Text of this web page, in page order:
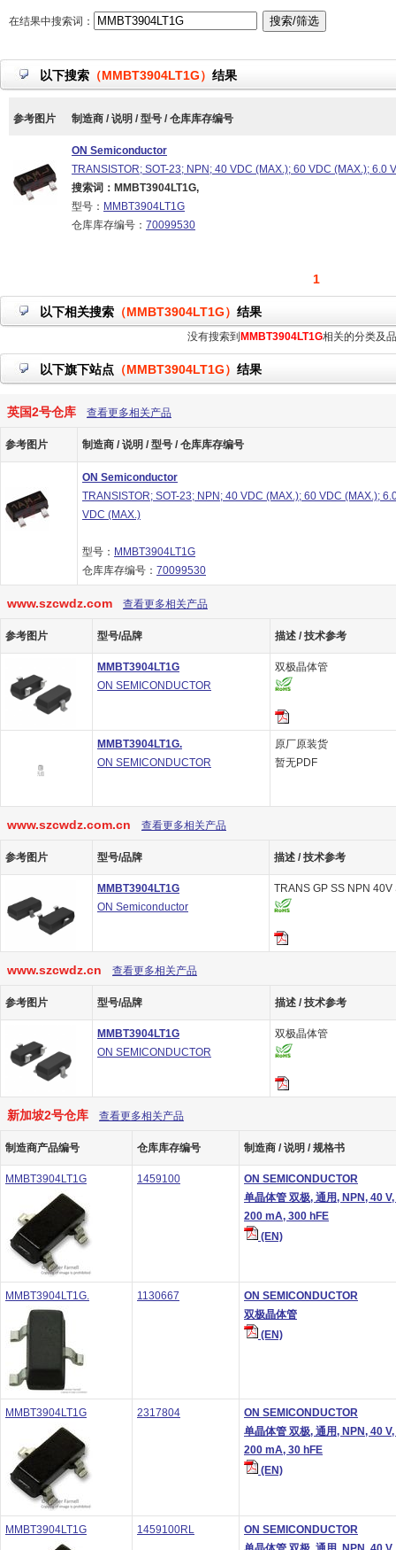
在结果中搜索词：
以下搜索 （MMBT3904LT1G） 结果
参考图片 制造商 / 说明 / 型号 / 仓库库存编号
ON Semiconductor
TRANSISTOR; SOT-23; NPN; 40 VDC (MAX.); 60 VDC (MAX.); 6.0
搜索词：MMBT3904LT1G,
型号： MMBT3904LT1G
仓库库存编号： 70099530
1
以下相关搜索 （MMBT3904LT1G） 结果
没有搜索到 MMBT3904LT1G相关的分类及
以下旗下站点 （MMBT3904LT1G） 结果
英国2号仓库 查看更多相关产品
参考图片 制造商 / 说明 / 型号 / 仓库库存编号
ON Semiconductor
TRANSISTOR; SOT-23; NPN; 40 VDC (MAX.); 60 VDC (MAX.);
VDC (MAX.)
型号： MMBT3904LT1G
仓库库存编号： 70099530
www.szcwdz.com 查看更多相关产品
参考图片 型号/品牌 描述 / 技术参考
MMBT3904LT1G
ON SEMICONDUCTOR
双极晶体管
MMBT3904LT1G.
ON SEMICONDUCTOR
原厂原装货
暂无PDF
www.szcwdz.com.cn 查看更多相关产品
参考图片 型号/品牌 描述 / 技术参考
MMBT3904LT1G
ON Semiconductor
TRANS GP SS NPN 40V
www.szcwdz.cn 查看更多相关产品
参考图片 型号/品牌 描述 / 技术参考
MMBT3904LT1G
ON SEMICONDUCTOR
双极晶体管
新加坡2号仓库 查看更多相关产品
制造商产品编号 仓库库存编号 制造商 / 说明 / 规格书
MMBT3904LT1G 1459100
ON SEMICONDUCTOR
单晶体管 双极, 通用, NPN, 40
200 mA, 300 hFE
(EN)
MMBT3904LT1G. 1130667
ON SEMICONDUCTOR
双极晶体管
(EN)
MMBT3904LT1G 2317804
ON SEMICONDUCTOR
单晶体管 双极, 通用, NPN, 40
200 mA, 30 hFE
(EN)
MMBT3904LT1G 1459100RL
ON SEMICONDUCTOR